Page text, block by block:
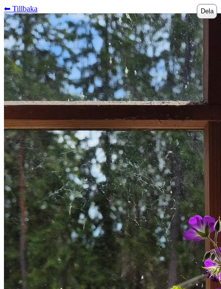
⬅︎ Tillbaka Dela